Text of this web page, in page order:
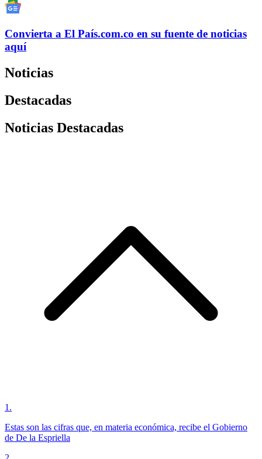
Convierta a El País.com.co en su fuente de noticias
aquí
Noticias
Destacadas
Noticias Destacadas
1.
Estas son las cifras que, en materia económica, recibe el Gobierno
de De la Espriella